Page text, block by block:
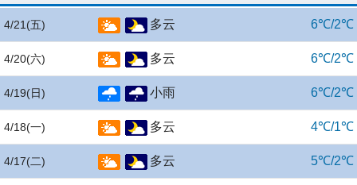
4/21 (五) 多云 6℃/2℃
4/20(六) 多云 6℃/2℃
4/19(日) 小雨 6℃/2℃
4/18(一) 多云 4℃/1℃
4/17(二) 多云 5℃/2℃